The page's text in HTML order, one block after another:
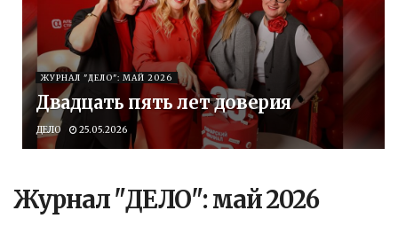
ЖУРНАЛ "ДЕЛО": МАЙ 2026
Двадцать пять лет доверия
ДЕЛО 25.05.2026
Журнал "ДЕЛО": май 2026